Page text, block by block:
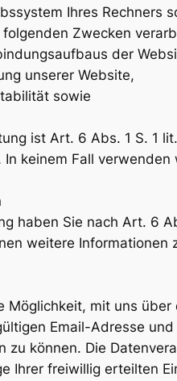
Ihres Rechners
Zwecken
der
unserer Website,
sowie
ist Art. 6 Abs. 1 S. 1
keinem Fall
haben Sie nach Art. 6
weitere
Möglichkeit, mit uns
Email-Adresse
können. Die
Ihrer freiwillig erteilten